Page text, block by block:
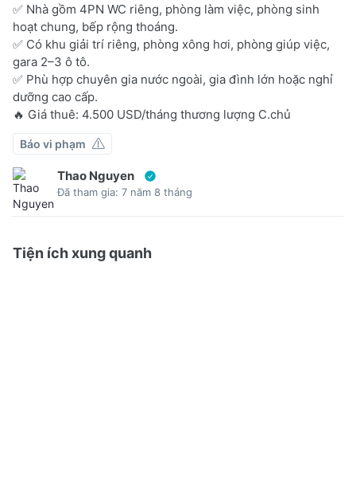
✅ Nhà gồm 4PN WC riêng, phòng làm việc, phòng sinh
hoạt chung, bếp rộng thoáng.
✅ Có khu giải trí riêng, phòng xông hơi, phòng giúp việc,
gara 2–3 ô tô.
✅ Phù hợp chuyên gia nước ngoài, gia đình lớn hoặc nghỉ
dưỡng cao cấp.
🔥 Giá thuê: 4.500 USD/tháng thương lượng C.chủ
Báo vi phạm
Thao Nguyen
Đã tham gia: 7 năm 8 tháng
Tiện ích xung quanh